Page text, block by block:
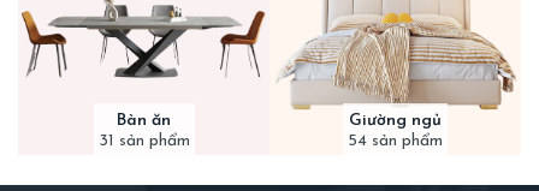
Bàn ăn
31 sản phẩm
Giường ngủ
54 sản phẩm